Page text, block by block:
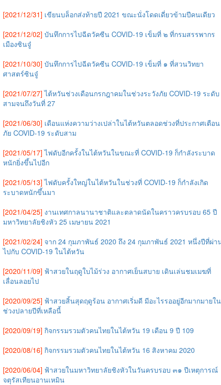
[2021/12/31] เขียนบล็อกส่งท้ายปี 2021 ขณะนั่งโดดเดี่ยวข้ามปีคนเดียว
[2021/12/02] บันทึกการไปฉีดวัคซีน COVID-19 เข็มที่ ๒ ที่กรมสรรพากร
เมืองซินจู๋
[2021/10/30] บันทึกการไปฉีดวัคซีน COVID-19 เข็มที่ ๑ ที่สวนวิทยา
ศาสตร์ซินจู๋
[2021/07/27] ไต้หวันช่วงเดือนกรกฎาคมในช่วงระวังภัย COVID-19 ระดับ
สามจนถึงวันที่ 27
[2021/06/30] เดือนแห่งความว่างเปล่าในไต้หวันตลอดช่วงที่ประกาศเตือน
ภัย COVID-19 ระดับสาม
[2021/05/17] ไฟดับอีกครั้งในไต้หวันในขณะที่ COVID-19 ก็กำลังระบาด
หนักยิ่งขึ้นไปอีก
[2021/05/13] ไฟดับครั้งใหญ่ในไต้หวันในช่วงที่ COVID-19 ก็กำลังเกิด
ระบาดหนักขึ้นมา
[2021/04/25] งานเทศกาลนานาชาติและตลาดนัดในคราวครบรอบ 65 ปี
มหาวิทยาลัยชิงหัว 25 เมษายน 2021
[2021/02/24] จาก 24 กุมภาพันธ์ 2020 ถึง 24 กุมภาพันธ์ 2021 หนึ่งปีที่ผ่า
ไปกับ COVID-19 ในไต้หวัน
[2020/11/09] ฟ้าสวยในฤดูใบไม้ร่วง อากาศเย็นสบาย เดินเล่นชมเมฆที่
เลื่อนลอยไป
[2020/09/25] ฟ้าสวยสิ้นสุดฤดูร้อน อากาศเริ่มดี มีอะไรรออยู่อีกมากมายใน
ช่วงปลายปีที่เหลือนี้
[2020/09/19] กิจกรรมรวมตัวคนไทยในไต้หวัน 19 เดือน 9 ปี 109
[2020/08/16] กิจกรรมรวมตัวคนไทยในไต้หวัน 16 สิงหาคม 2020
[2020/06/04] ฟ้าสวยในมหาวิทยาลัยชิงหัวในวันครบรอบ ๓๑ ปีเหตุการณ์
จตุรัสเทียนอานเหมิน